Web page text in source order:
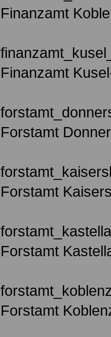
Finanzamt
Finanzamt
Forstamt
Forstamt
Forstamt
Forstamt